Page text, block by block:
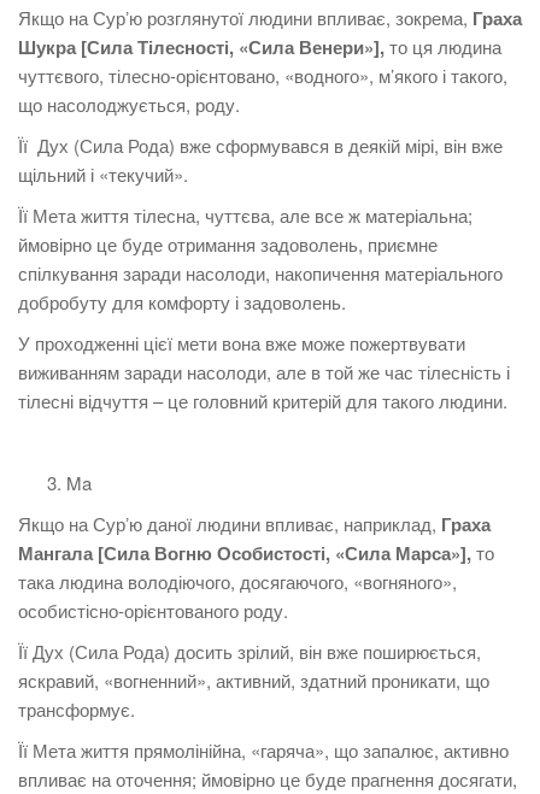
Якщо на Сурʼю розглянутої людини впливає, зокрема, Граха
Шукра [Сила Тілесності, «Сила Венери»],то ця людина
чуттєвого, тілесно-орієнтовано, «водного», м’якого і такого,
що насолоджується, роду.
Її Дух (Сила Рода) вже сформувався в деякій мірі, він вже
щільний і «текучий».
Її Мета життя тілесна, чуттєва, але все ж матеріальна;
ймовірно це буде отримання задоволень, приємне
спілкування заради насолоди, накопичення матеріального
добробуту для комфорту і задоволень.
У проходженні цієї мети вона вже може пожертвувати
виживанням заради насолоди, але в той же час тілесність і
тілесні відчуття – це головний критерій для такого людини.
Ma
Якщо на Сурʼю даної людини впливає, наприклад, Граха
Мангала [Сила Вогню Особистості, «Сила Марса»],то
така людина володіючого, досягаючого, «вогняного»,
особистісно-орієнтованого роду.
Її Дух (Сила Рода) досить зрілий, він вже поширюється,
яскравий, «вогненний», активний, здатний проникати, що
трансформує.
Її Мета життя прямолінійна, «гаряча», що запалює, активно
впливає на оточення; ймовірно це буде прагнення досягати,